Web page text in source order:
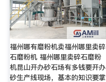
福州哪有磨粉机卖福州哪里卖碎
石磨粉机 福州哪里卖碎石磨粉
机昆山开办砂石场有多钱要开办
砂生产线现场，基本的知识要掌